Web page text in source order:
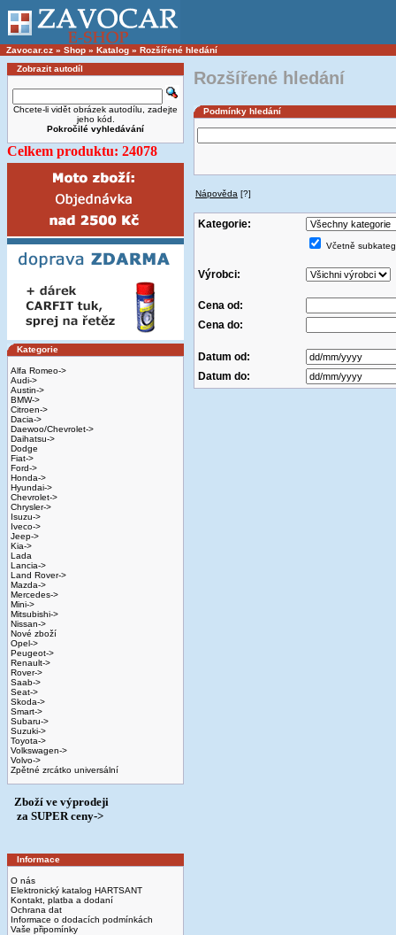
Zavocar.cz » Shop » Katalog » Rozšířené hledání
Zobrazit autodíl
Chcete-li vidět obrázek autodílu, zadejte
jeho kód.
Pokročilé vyhledávání
Celkem produktu: 24078
Kategorie
Alfa Romeo->
Audi->
Austin->
BMW->
Citroen->
Dacia->
Daewoo/Chevrolet->
Daihatsu->
Dodge
Fiat->
Ford->
Honda->
Hyundai->
Chevrolet->
Chrysler->
Isuzu->
Iveco->
Jeep->
Kia->
Lada
Lancia->
Land Rover->
Mazda->
Mercedes->
Mini->
Mitsubishi->
Nissan->
Nové zboží
Opel->
Peugeot->
Renault->
Rover->
Saab->
Seat->
Skoda->
Smart->
Subaru->
Suzuki->
Toyota->
Volkswagen->
Volvo->
Zpětné zrcátko universální
Zboží ve výprodeji
­ za SUPER ceny->
Informace
O nás
Elektronický katalog HARTSANT
Kontakt, platba a dodaní
Ochrana dat
Informace o dodacích podmínkách
Vaše připomínky
Rozšířené hledání
Podmínky hledání
Nápověda [?]
Kategorie:
Včetně
Výrobci:
Cena od:
Cena do:
Datum od:
Datum do: